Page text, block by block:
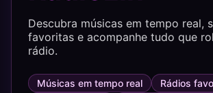
Descubra músicas em tempo real,
favoritas e acompanhe tudo que
rádio.
Músicas em tempo real
Rádios